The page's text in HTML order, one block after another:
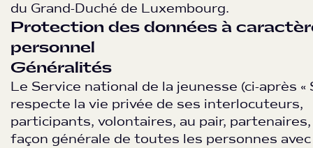
du Grand-Duché de Luxembourg.
Protection des données à
personnel
Généralités
Le Service national de la jeunesse (ci-après «
respecte la vie privée de ses interlocuteurs,
participants, volontaires, au pair,
façon générale de toutes les personnes avec